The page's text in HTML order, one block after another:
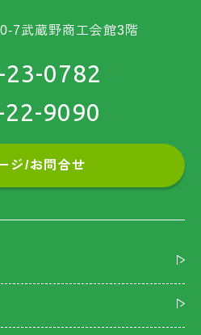
7武蔵野商工会館3階
0782
9090
ジ/お問合せ